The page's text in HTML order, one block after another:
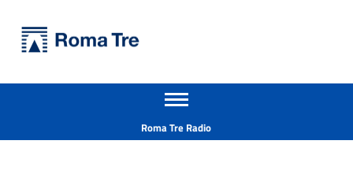
PIERFRANCESCO UNGARI - Università Roma Tre
Apri il menu secondario
Roma Tre Radio